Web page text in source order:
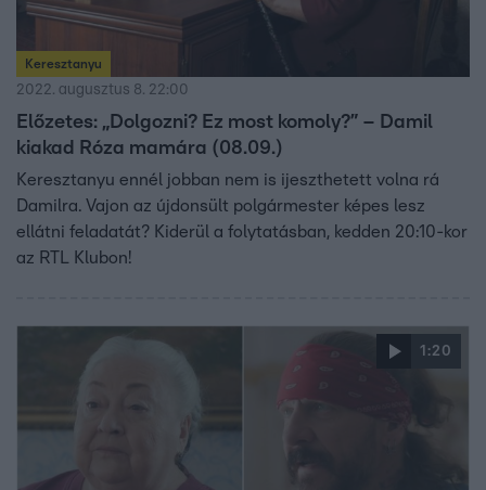
Keresztanyu
2022. augusztus 8. 22:00
Előzetes: „Dolgozni? Ez most komoly?” – Damil
kiakad Róza mamára (08.09.)
Keresztanyu ennél jobban nem is ijeszthetett volna rá
Damilra. Vajon az újdonsült polgármester képes lesz
ellátni feladatát? Kiderül a folytatásban, kedden 20:10-kor
az RTL Klubon!
1:20